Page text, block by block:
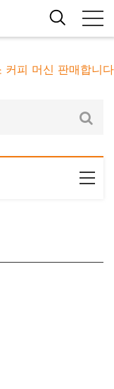
커피 머신 판매합니다